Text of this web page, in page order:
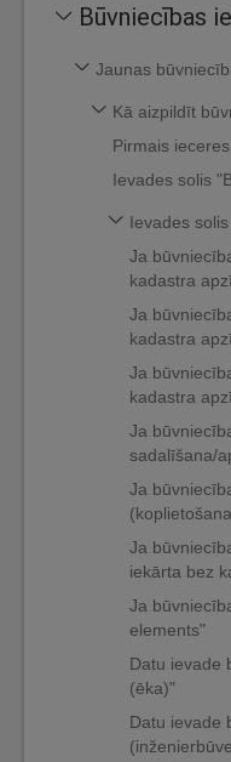
Būvniecības
Jaunas
Kā aizpildīt
Pirmais
Ievades solis
Ievades
Ja
kadastra
Ja
kadastra
Ja
kadastra
Ja
sadalīšana/
Ja
Ja
iekārta bez
Ja
elements"
Datu ievade
(ēka)"
Datu ievade